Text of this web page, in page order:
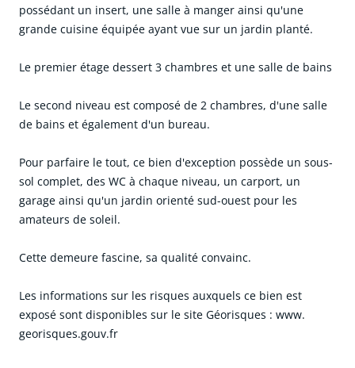
possédant un insert, une salle à manger ainsi qu'une
grande cuisine équipée ayant vue sur un jardin planté.
Le premier étage dessert 3 chambres et une salle de bains
Le second niveau est composé de 2 chambres, d'une salle
de bains et également d'un bureau.
Pour parfaire le tout, ce bien d'exception possède un sous-
sol complet, des WC à chaque niveau, un carport, un
garage ainsi qu'un jardin orienté sud-ouest pour les
amateurs de soleil.
Cette demeure fascine, sa qualité convainc.
Les informations sur les risques auxquels ce bien est
exposé sont disponibles sur le site Géorisques : www.
georisques.gouv.fr